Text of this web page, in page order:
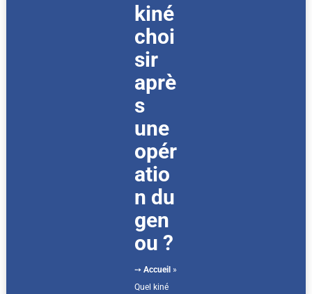
kiné
choi
sir
aprè
s
une
opér
atio
n du
gen
ou ?
➙Accueil »
Quel kiné